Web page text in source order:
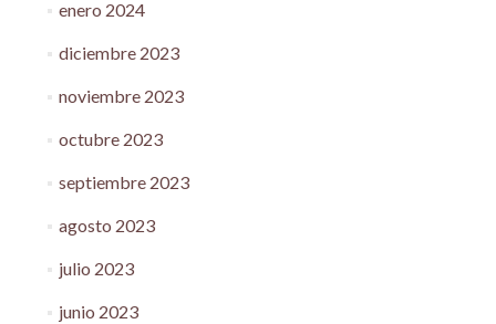
enero 2024
diciembre 2023
noviembre 2023
octubre 2023
septiembre 2023
agosto 2023
julio 2023
junio 2023